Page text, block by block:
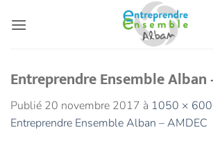
Entreprendre Ensemble Alban
Publié 20 novembre 2017 à 1050 × 600
Entreprendre Ensemble Alban – AMDEC